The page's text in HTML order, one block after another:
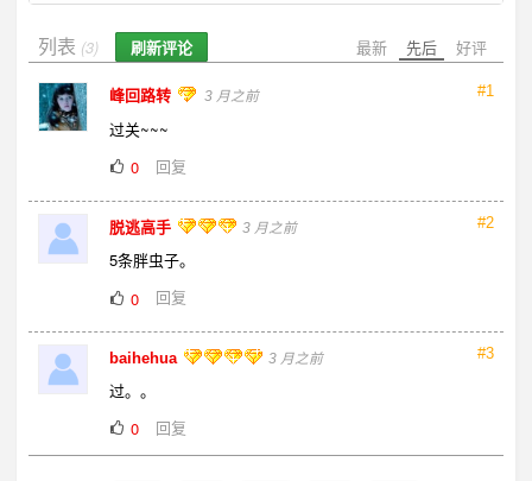
最新 先后 好评
列表 (3) 刷新评论
#1
峰回路转 3 月之前
过关~~~
0
回复
#2
脱逃高手 3 月之前
5条胖虫子。
0
回复
#3
baihehua 3 月之前
过。。
0
回复